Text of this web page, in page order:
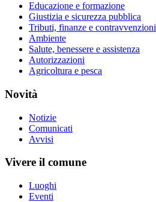
Educazione e formazione
Giustizia e sicurezza pubblica
Tributi, finanze e contravvenzioni
Ambiente
Salute, benessere e assistenza
Autorizzazioni
Agricoltura e pesca
Novità
Notizie
Comunicati
Avvisi
Vivere il comune
Luoghi
Eventi